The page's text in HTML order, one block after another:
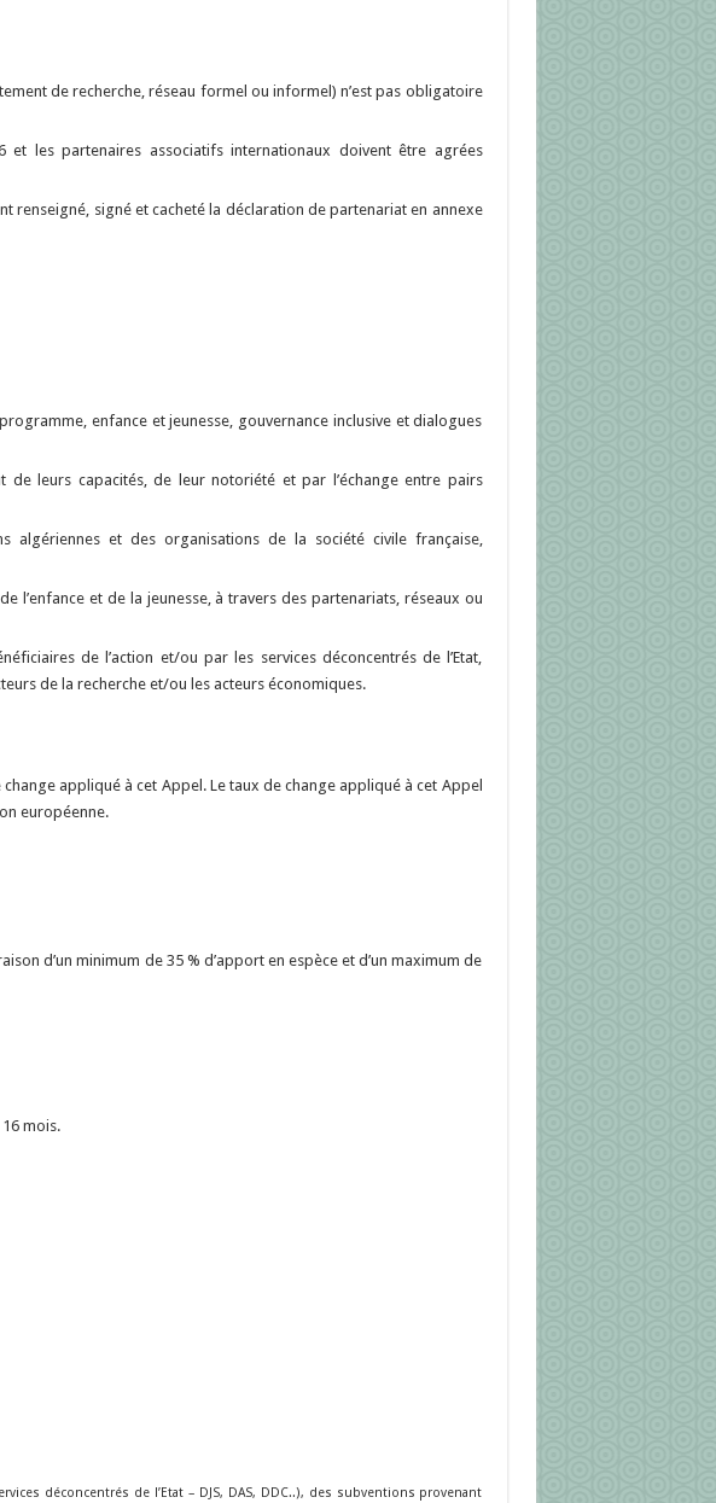
de recherche, réseau formel ou informel) n’est pas obligatoire
les partenaires associatifs internationaux doivent être agrées
renseigné, signé et cacheté la déclaration de partenariat en annexe
enfance et jeunesse, gouvernance inclusive et dialogues
leurs capacités, de leur notoriété et par l’échange entre pairs
algériennes et des organisations de la société civile française,
l’enfance et de la jeunesse, à travers des partenariats, réseaux ou
de l’action et/ou par les services déconcentrés de l’Etat,
de la recherche et/ou les acteurs économiques.
appliqué à cet Appel. Le taux de change appliqué à cet Appel
européenne.
d’un minimum de 35 % d’apport en espèce et d’un maximum de
mois.
déconcentrés de l’Etat – DJS, DAS, DDC..), des subventions provenant